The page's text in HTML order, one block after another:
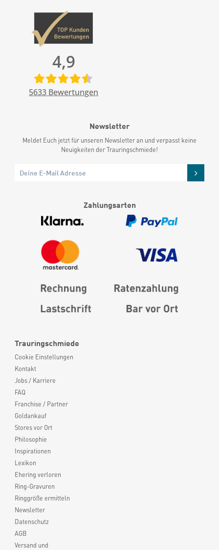
Trauringschmiede
Cookie Einstellungen
Kontakt
Jobs / Karriere
FAQ
Franchise / Partner
Goldankauf
Stores vor Ort
Philosophie
Inspirationen
Lexikon
Ehering verloren
Ring-Gravuren
Ringgröße ermitteln
Newsletter
Datenschutz
AGB
Versand und
4,9
5633 Bewertungen
Newsletter
Meldet Euch jetzt für unseren Newsletter an und verpasst keine
Neuigkeiten der Trauringschmiede!
Zahlungsarten